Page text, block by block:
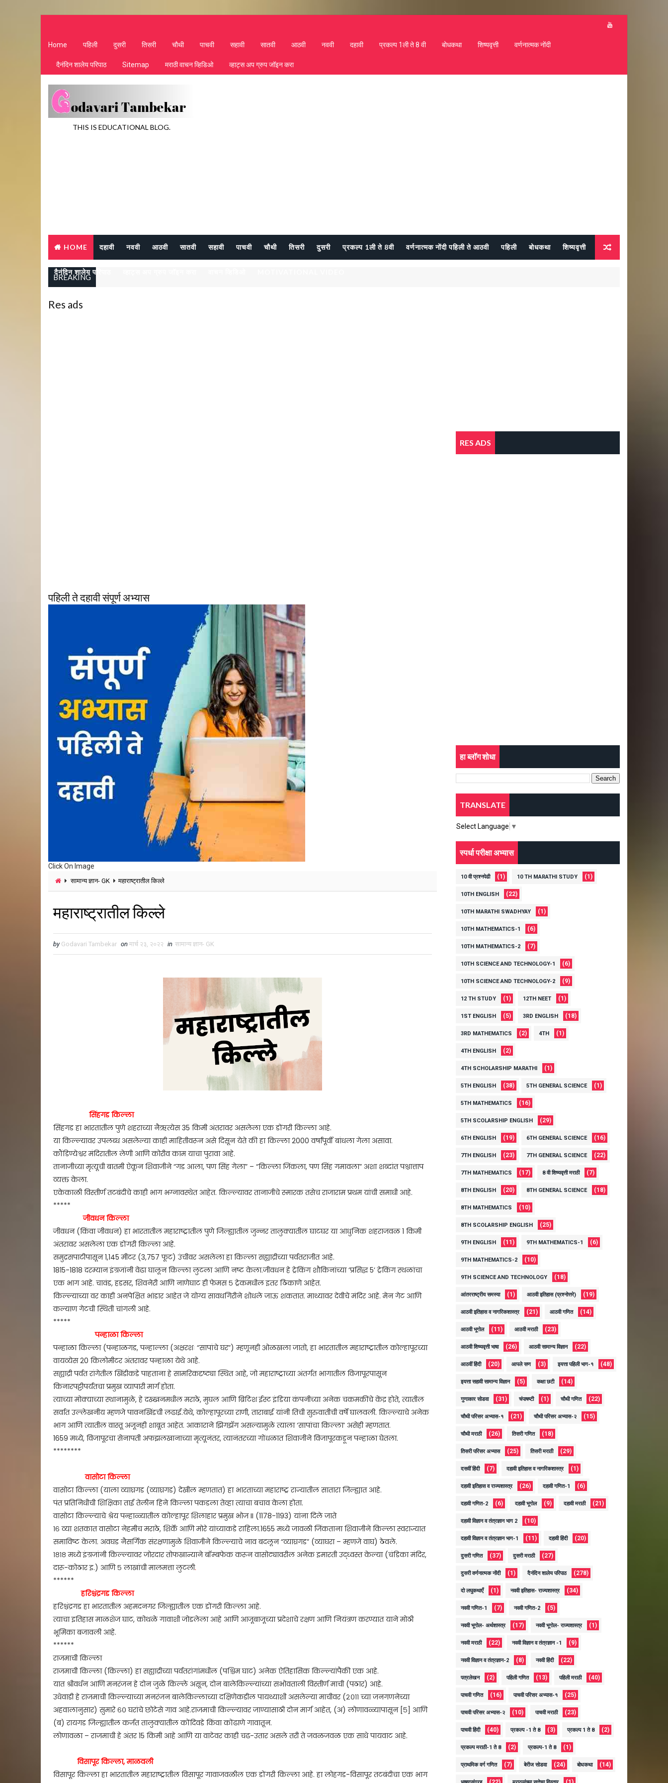
Home पहिली दुसरी तिसरी चौथी पाचवी सहावी सातवी आठवी नववी दहावी प्रकल्प 1ली ते 8 वी बोधकथा शिष्यवृत्ती वर्णनात्मक नोंदी
दैनंदिन शालेय परिपाठ Sitemap मराठी वाचन व्हिडिओ व्हाट्स अप ग्रुप जॉइन करा
THIS IS EDUCATIONAL BLOG.
HOME दहावी नववी आठवी सातवी सहावी पाचवी चौथी तिसरी दुसरी प्रकल्प 1ली ते 8वी वर्णनात्मक नोंदी पहिली ते आठवी पहिली बोधकथा शिष्यवृत्ती
दैनंदिन शालेय परिपाठ
BREAKING
Res ads
पहिली ते दहावी संपूर्ण अभ्यास
Click On Image
सामान्य ज्ञान- GK महाराष्ट्रातील किल्ले
महाराष्ट्रातील किल्ले
by Godavari Tambekar on मार्च २३, २०२२ in सामान्य ज्ञान- GK
सिंहगड किल्ला
सिंहगड हा भारतातील पुणे शहराच्या नैऋत्येस 35 किमी अंतरावर असलेला एक डोंगरी किल्ला आहे.
या किल्ल्यावर उपलब्ध असलेल्या काही माहितीवरून असे दिसून येते की हा किल्ला 2000 वर्षांपूर्वी बांधला गेला असावा.
कौंडिण्येश्वर मंदिरातील लेणी आणि कोरीव काम याचा पुरावा आहे.
तानाजीच्या मृत्यूची बातमी ऐकून शिवाजीने “गड आला, पण सिंह गेला” – “किल्ला जिंकला, पण सिंह गमावला” अशा शब्दांत पश्चात्ताप
व्यक्त केला.
एकेकाळी विस्तीर्ण तटबंदीचे काही भाग भग्नावस्थेत आहेत. किल्ल्यावर तानाजीचे स्मारक तसेच राजाराम प्रथम यांची समाधी आहे.
*****
जीवधन किल्ला
जीवधन (किंवा जीवधन) हा भारतातील महाराष्ट्रातील पुणे जिल्ह्यातील जुन्नर तालुक्यातील घाटघर या आधुनिक शहराजवळ 1 किमी
अंतरावर असलेला एक डोंगरी किल्ला आहे.
समुद्रसपाटीपासून 1,145 मीटर (3,757 फूट) उंचीवर असलेला हा किल्ला सह्याद्रीच्या पर्वतराजीत आहे.
1815-1818 दरम्यान इंग्रजांनी वेढा घालून किल्ला लुटला आणि नष्ट केला.जीवधन हे ट्रेकिंग शौकिनांच्या ‘प्रसिद्ध 5’ ट्रेकिंग स्थळांचा
एक भाग आहे. चावंड, हडसर, शिवनेरी आणि नाणेघाट ही फेमस ५ ट्रेकमधील इतर ठिकाणे आहेत.
किल्ल्याच्या वर काही अनपेक्षित भांडार आहेत जे योग्य सावधगिरीने शोधले जाऊ शकतात. माथ्यावर देवीचे मंदिर आहे. मेन गेट आणि
कल्याण गेटची स्थिती चांगली आहे.
*****
पन्हाळा किल्ला
पन्हाळा किल्ला (पन्हाळगड, पन्हाल्ला (अक्षरशः “सापांचे घर”) म्हणूनही ओळखला जातो, हा भारतातील महाराष्ट्रातील कोल्हापूरच्या
वायव्येस 20 किलोमीटर अंतरावर पन्हाळा येथे आहे.
सह्याद्री पर्वत रांगेतील खिंडीकडे पाहताना हे सामरिकदृष्ट्या स्थित आहे, जो महाराष्ट्राच्या अंतर्गत भागातील विजापूरपासून
किनारपट्टीपर्यंतचा प्रमुख व्यापारी मार्ग होता.
त्याच्या मोक्याच्या स्थानामुळे, हे दख्खनमधील मराठे, मुघल आणि ब्रिटिश ईस्ट इंडिया कंपनीच्या अनेक चकमकींचे केंद्र होते, त्यातील
सर्वात उल्लेखनीय म्हणजे पावनखिंडची लढाई.येथे, कोल्हापूरच्या राणी, ताराबाई यांनी तिची सुरुवातीची वर्षे घालवली. किल्ल्याचे अनेक
भाग आणि त्यातील वास्तू अजूनही शाबूत आहेत. आकाराने झिगझॅग असल्यामुळे त्याला ‘सापांचा किल्ला’ असेही म्हणतात.
1659 मध्ये, विजापूरचा सेनापती अफझलखानाच्या मृत्यूनंतर, त्यानंतरच्या गोंधळात शिवाजीने विजापूरकडून पन्हाळा घेतला.
********
वासोटा किल्ला
वासोटा किल्ला (याला व्याघ्रगड (व्याघ्रगड) देखील म्हणतात) हा भारताच्या महाराष्ट्र राज्यातील सातारा जिल्ह्यात आहे.
पंत प्रतिनिधीची शिक्षिका ताई तेलीन हिने किल्ला पकडला तेव्हा त्याचा बचाव केला होता.
वासोटा किल्ल्याचे श्रेय पन्हाळ्यातील कोल्हापूर शिलाहार प्रमुख भोज II (1178-1193) यांना दिले जाते
१६ व्या शतकात वासोटा नेहमीच मराठे, शिर्के आणि मोरे यांच्याकडे राहिला.1655 मध्ये जावळी जिंकताना शिवाजीने किल्ला स्वराज्यात
समाविष्ट केला. अवघड नैसर्गिक संरक्षणामुळे शिवाजीने किल्ल्याचे नाव बदलून “व्याघ्रगड” (व्याघरा – म्हणजे वाघ) ठेवले.
१८१८ मध्ये इंग्रजांनी किल्ल्यावर जोरदार तोफखान्याने बॉम्बफेक करून वासोट्यावरील अनेक इमारती उद्ध्वस्त केल्या (चंडिका मंदिर,
दारू-कोठार इ.) आणि ५ लाखांची मालमत्ता लुटली.
******
हरिश्चंद्रगड किल्ला
हरिश्चंद्रगड हा भारतातील अहमदनगर जिल्ह्यातील एक डोंगरी किल्ला आहे.
त्याचा इतिहास माळशेज घाट, कोथळे गावाशी जोडलेला आहे आणि आजूबाजूच्या प्रदेशाचे रक्षण आणि नियंत्रण करण्यात याने मोठी
भूमिका बजावली आहे.
******
राजमाची किल्ला
राजमाची किल्ला (किल्ला) हा सह्याद्रीच्या पर्वतरांगांमधील (पश्चिम घाट) अनेक ऐतिहासिक किल्ल्यांपैकी एक आहे.
यात श्रीवर्धन आणि मनरंजन हे दोन जुळे किल्ले असून, दोन बालेकिल्ल्यांच्या सभोवताली विस्तीर्ण माची (पठार) आहे.
उधेवाडी हे राजमाची किल्ल्याच्या मनरंजन बालेकिल्लाच्या दक्षिणेकडील पायथ्याशी असलेल्या माचीवर (२०११ च्या जनगणनेच्या
अहवालानुसार) सुमारे ६० घरांचे छोटेसे गाव आहे.राजमाची किल्ल्यावर जाण्यासाठी दोन मार्ग आहेत, (अ) लोणावळ्यापासून [५] आणि
(ब) रायगड जिल्ह्यातील कर्जत तालुक्यातील कोंदिवडे किंवा कोंढाणे गावातून.
लोणावळा – राजमाची हे अंतर 15 किमी आहे आणि या वाटेवर काही चढ-उतार असले तरी ते जवळजवळ एक साधे पायवाट आहे.
विसापूर किल्ला, माळवली
विसापूर किल्ला हा भारतातील महाराष्ट्रातील विसापूर गावाजवळील एक डोंगरी किल्ला आहे. हा लोहगड-विसापूर तटबंदीचा एक भाग
RES ADS
हा ब्लॉग शोधा
TRANSLATE
Select Language ▼
स्पर्धा परीक्षा अभ्यास
10 वी प्रश्नपेढी (1) 10 TH MARATHI STUDY (1)
10TH ENGLISH (22)
10TH MARATHI SWADHYAY (1)
10TH MATHEMATICS-1 (6)
10TH MATHEMATICS-2 (7)
10TH SCIENCE AND TECHNOLOGY-1 (6)
10TH SCIENCE AND TECHNOLOGY-2 (9)
12 TH STUDY (1) 12TH NEET (1)
1ST ENGLISH (5) 3RD ENGLISH (18)
3RD MATHEMATICS (2) 4TH (1)
4TH ENGLISH (2)
4TH SCHOLARSHIP MARATHI (1)
5TH ENGLISH (38) 5TH GENERAL SCIENCE (1)
5TH MATHEMATICS (16)
5TH SCOLARSHIP ENGLISH (29)
6TH ENGLISH (19) 6TH GENERAL SCIENCE (16)
7TH ENGLISH (23) 7TH GENERAL SCIENCE (22)
7TH MATHEMATICS (17) 8 वी शिष्यवृत्ती मराठी (7)
8TH ENGLISH (20) 8TH GENERAL SCIENCE (18)
8TH MATHEMATICS (10)
8TH SCOLARSHIP ENGLISH (25)
9TH ENGLISH (11) 9TH MATHEMATICS-1 (6)
9TH MATHEMATICS-2 (10)
9TH SCIENCE AND TECHNOLOGY (18)
आंतरराष्ट्रीय समस्या (1) आठवी इतिहास (प्रश्नोत्तरे) (19)
आठवी इतिहास व नागरिकशास्त्र (21) आठवी गणित (14)
आठवी भूगोल (11) आठवी मराठी (23)
आठवी शिष्यवृत्ती भाषा (26) आठवी सामान्य विज्ञान (22)
आठवीं हिंदी (20) आपले सण (3) इयत्ता पहिली भाग-१ (48)
इयत्ता सहावी सामान्य विज्ञान (5) कक्षा छटी (14)
गुणाकार सोडवा (31) चंपाषष्टी (1) चौथी गणित (22)
चौथी परिसर अभ्यास-१ (21) चौथी परिसर अभ्यास-२ (15)
चौथी मराठी (26) तिसरी गणित (18)
तिसरी परिसर अभ्यास (25) तिसरी मराठी (29)
दसवीं हिंदी (7) दहावी इतिहास व नागरिकशास्त्र (1)
दहावी इतिहास व राज्यशास्त्र (26) दहावी गणित-1 (6)
दहावी गणित-2 (6) दहावी भूगोल (9) दहावी मराठी (21)
दहावी विज्ञान व तंत्रज्ञान भाग 2 (10)
दहावी विज्ञान व तंत्रज्ञान भाग-1 (11) दहावी हिंदी (20)
दुसरी गणित (37) दुसरी मराठी (27)
दुसरी वर्णनात्मक नोंदी (1) दैनंदिन शालेय परिपाठ (278)
दो लघुकथाएँ (1) नववी इतिहास- राज्यशास्त्र (34)
नववी गणित-1 (7) नववी गणित-2 (5)
नववी भूगोल- अर्थशास्त्र (17) नववी भूगोल- राज्यशास्त्र (1)
नववी मराठी (22) नववी विज्ञान व तंत्रज्ञान -1 (9)
नववी विज्ञान व तंत्रज्ञान-2 (8) नववी हिंदी (22)
पत्रलेखन (2) पहिली गणित (13) पहिली मराठी (40)
पाचवी गणित (16) पाचवी परिसर अभ्यास-१ (25)
पाचवी परिसर अभ्यास-२ (10) पाचवी मराठी (23)
पाचवी हिंदी (40) प्रकल्प -1 ते 8 (3) प्रकल्प 1 ते 8 (2)
प्रकल्प मराठी-1 ते 8 (2) प्रकल्प-1 ते 8 (1)
प्राथमिक वर्ग गणित (7) बेरीज सोडवा (24) बोधकथा (14)